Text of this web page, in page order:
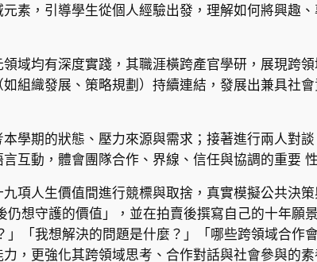
素，引導學生從個人經驗出發，理解如何將興趣、
域均有深度實踐，其職涯橫跨產官學研，展現跨
組織發展、策略規劃）持續連結，發展出兼具社
學期的狀態、壓力來源與需求；接著進行兩人對
互動，體會團隊合作、界線、信任與協調的重要 性
項人生價值間進行競標與取捨，真實模擬公共決
想守護的價值」，並在拍賣後撰寫自己的十年願
「我想解決的問題是什麼？」「哪些跨領域合作
，更強化其跨領域思考、合作對話與社會參與的